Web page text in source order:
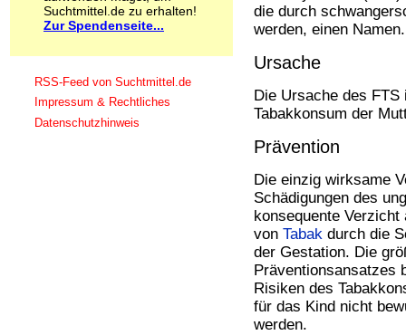
die durch
werden, einen Namen.
Ursache
Die Ursache des
Tabakkonsum der
Prävention
Die einzig wirksame
Schädigungen des
konsequente
von Tabak durch die
der Gestation. Die
Präventionsansatzes
Risiken des
für das Kind nicht
werden.
Alkoholsucht
Arbeitssucht
Ess-Brechsucht
Essstörungen
Fresssucht
Suchtmittel.de zu erhalten!
Zur Spendenseite...
RSS-Feed von Suchtmittel.de
Impressum & Rechtliches
Datenschutzhinweis